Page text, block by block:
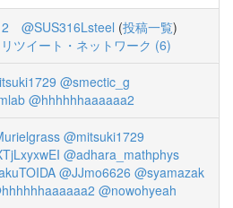
@SUS316Lsteel (投稿一覧)
リツイート・ネットワーク (6)
@smectic_g
@hhhhhhaaaaaa2
@mitsuki1729
@adhara_mathphys
@JJmo6626 @syamazak
@nowohyeah